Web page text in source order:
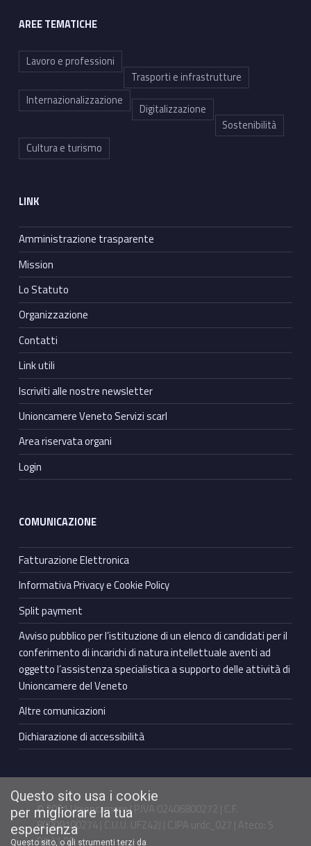
AREE TEMATICHE
Lavoro e professioni
Trasporti e infrastrutture
Internazionalizzazione
Digitalizzazione
Sostenibilità
Cultura e turismo
LINK
Amministrazione trasparente
Mission
Lo Statuto
Organizzazione
Contatti
Link utili
Iscriviti alle nostre newsletter
Unioncamere Veneto Servizi scarl
Area riservata organi
Login
COMUNICAZIONE
Fatturazione Elettronica
Informativa Privacy e Cookie Policy
Split payment
Avviso pubblico per l’istituzione di un elenco di candidati per il
conferimento di incarichi di natura intellettuale aventi ad
oggetto l’assistenza specialistica a supporto delle attività di
Unioncamere del Veneto
Altre comunicazioni
Dichiarazione di accessibilità
© 2021 Unioncamere | P.IVA 02406800272 | C.F.
80009100274 | C.U.U. UFZ42J | C.IPA urdc_027 | Ateco: S
94.11.00
Questo sito usa i cookie
per migliorare la tua
esperienza
Questo sito, o gli strumenti terzi da